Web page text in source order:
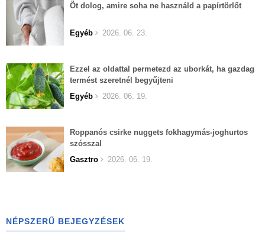
Öt dolog, amire soha ne használd a papírtörlőt
Egyéb 2026. 06. 23.
Ezzel az oldattal permetezd az uborkát, ha gazdag
termést szeretnél begyűjteni
Egyéb
2026. 06. 19.
Roppanós csirke nuggets fokhagymás-joghurtos
szósszal
Gasztro
2026. 06. 19.
NÉPSZERŰ BEJEGYZÉSEK